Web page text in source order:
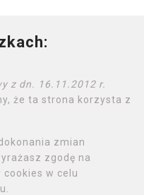
z dn. 16.11.2012 r.
że ta strona korzysta z
zmian
zgodę na
w celu